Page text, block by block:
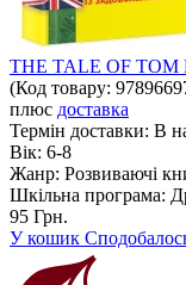
THE TALE OF TOM
(Код товару:
плюс доставка
Термін доставки: В
Вік: 6-8
Жанр: Розвиваючі
Шкільна програма:
95 Грн.
У кошик